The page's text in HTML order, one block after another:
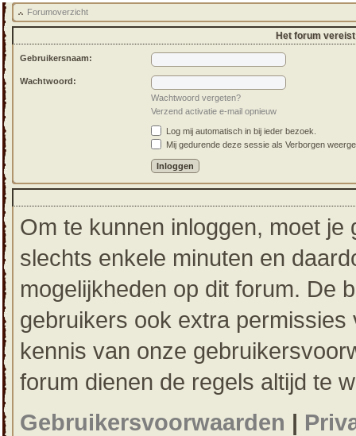
Forumoverzicht
Het forum
Gebruikersnaam:
Wachtwoord:
Wachtwoord vergeten?
Verzend activatie e-mail opnieuw
Log mij automatisch in bij ieder bezoek.
Mij gedurende deze sessie als Verborgen
Om te kunnen inloggen, moet
slechts enkele minuten en
mogelijkheden op dit forum. De
gebruikers ook extra
kennis van onze
forum dienen de regels altijd te
Gebruikersvoorwaarden |